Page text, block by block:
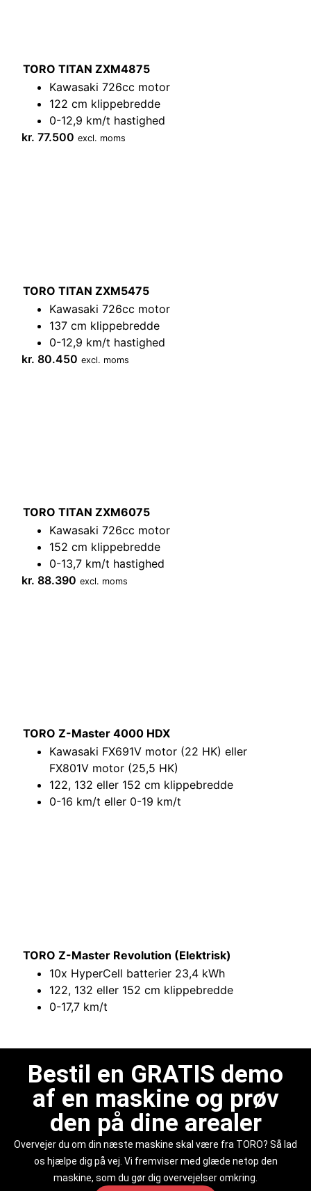
TORO TITAN ZXM4875
Kawasaki 726cc motor
122 cm klippebredde
0-12,9 km/t hastighed
kr. 77.500 excl. moms
TORO TITAN ZXM5475
Kawasaki 726cc motor
137 cm klippebredde
0-12,9 km/t hastighed
kr. 80.450 excl. moms
TORO TITAN ZXM6075
Kawasaki 726cc motor
152 cm klippebredde
0-13,7 km/t hastighed
kr. 88.390 excl. moms
TORO Z-Master 4000 HDX
Kawasaki FX691V motor (22 HK) eller
FX801V motor (25,5 HK)
122, 132 eller 152 cm klippebredde
0-16 km/t eller 0-19 km/t
TORO Z-Master Revolution (Elektrisk)
10x HyperCell batterier 23,4 kWh
122, 132 eller 152 cm klippebredde
0-17,7 km/t
Bestil en GRATIS demo
af en maskine og prøv
den på dine arealer
Overvejer du om din næste maskine skal være fra TORO? Så lad
os hjælpe dig på vej. Vi fremviser med glæde netop den
maskine, som du gør dig overvejelser omkring.